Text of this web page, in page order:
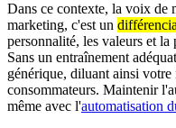
Dans ce contexte, la voix de
marketing, c'est un
personnalité, les valeurs et
Sans un entraînement
générique, diluant ainsi
consommateurs. Maintenir
même avec l'automatisation